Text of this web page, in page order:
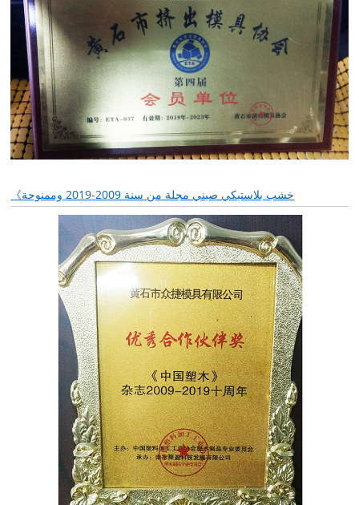
《خشب بلاستيكي صيني مجلة من سنة 2009-2019 وممنوحة